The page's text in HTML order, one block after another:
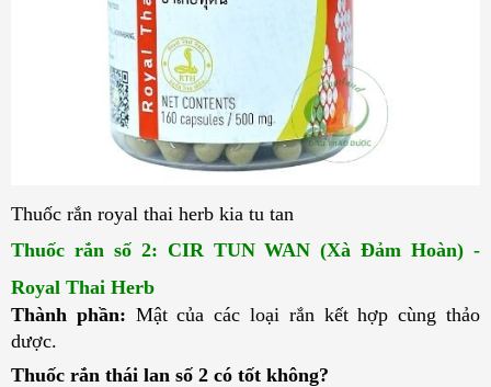
Thuốc rắn royal thai herb kia tu tan
Royal Thai Herb
Thành phần: Mật của các loại rắn kết hợp cùng thảo
dược.
Thuốc rắn thái lan số 2 có tốt không?